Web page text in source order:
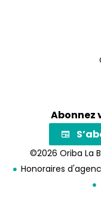
Abonnez
©2026 Oriba La
Honoraires